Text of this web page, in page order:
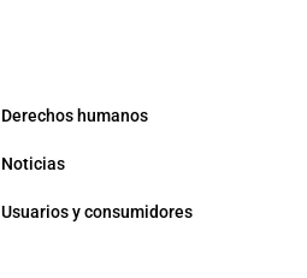
Derechos humanos
Noticias
Usuarios y consumidores